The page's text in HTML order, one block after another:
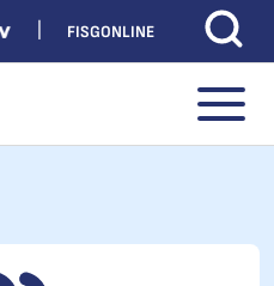
FISGONLINE